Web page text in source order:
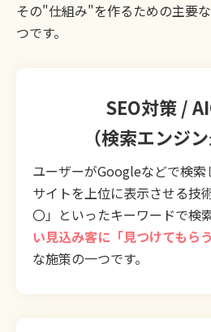
その"仕組み"を作るための主要
つです。
SEO対策 /
（検索エンジ
ユーザーがGoogleなどで検
サイトを上位に表示させる技
〇」といったキーワードで検
い見込み客に「見つけてもらう
な施策の一つです。